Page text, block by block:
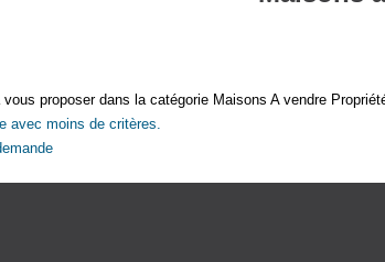
proposer dans la catégorie Maisons A vendre
avec moins de critères.